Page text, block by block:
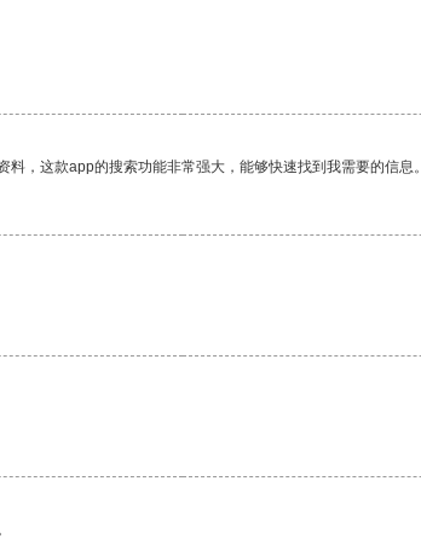
，这款app的搜索功能非常强大，能够快速找到我需要的信息。